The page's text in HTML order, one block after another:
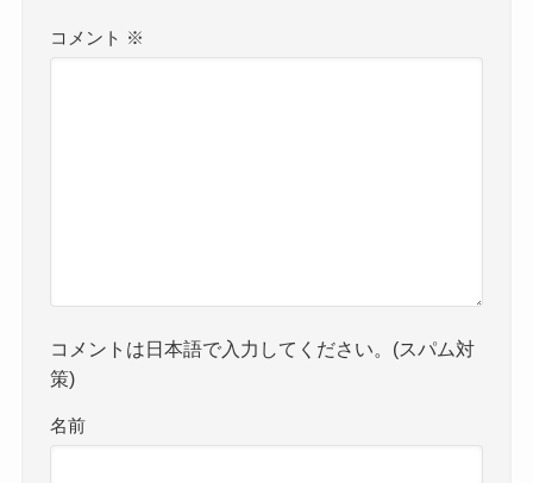
コメント ※
コメントは日本語で入力してください。(スパム対
策)
名前